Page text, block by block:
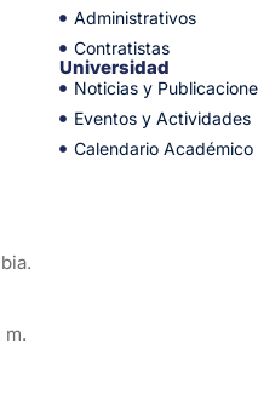
m.
Administrativos
Contratistas
Universidad
Noticias y
Eventos y Actividades
Calendario Académico